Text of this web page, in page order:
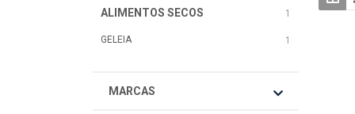
ALIMENTOS SECOS 1
GELEIA 1
MARCAS